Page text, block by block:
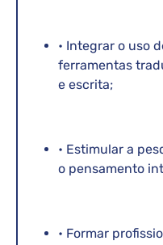
• Integrar o uso
ferramentas
e escrita;
• Estimular a
o pensamento
• Formar